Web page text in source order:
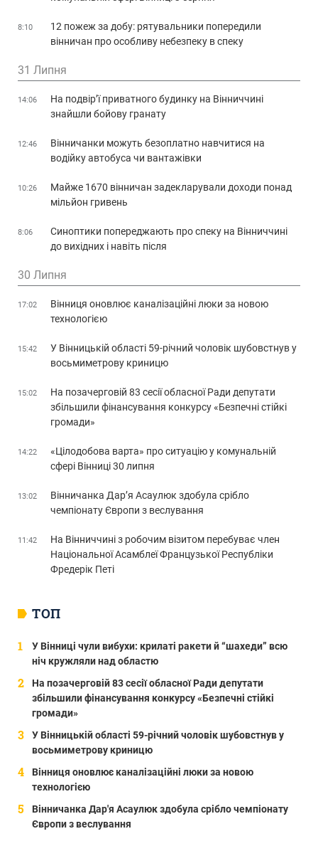
ТОП
У Вінниці чули вибухи: крилаті ракети й “шахеди” всю
ніч кружляли над областю
На позачерговій 83 сесії обласної Ради депутати
збільшили фінансування конкурсу «Безпечні стійкі
громади»
У Вінницькій області 59-річний чоловік шубовстнув у
восьмиметрову криницю
Вінниця оновлює каналізаційні люки за новою
технологією
Вінничанка Дар'я Асаулюк здобула срібло чемпіонату
Європи з веслування
8:10
12 пожеж за добу: рятувальники попередили
вінничан про особливу небезпеку в спеку
31 Липня
14:06
На подвір’ї приватного будинку на Вінниччині
знайшли бойову гранату
12:46
Вінничанки можуть безоплатно навчитися на
водійку автобуса чи вантажівки
10:26
Майже 1670 вінничан задекларували доходи понад
мільйон гривень
8:06
Синоптики попереджають про спеку на Вінниччині
до вихідних і навіть після
30 Липня
17:02
Вінниця оновлює каналізаційні люки за новою
технологією
15:42
У Вінницькій області 59-річний чоловік шубовстнув у
восьмиметрову криницю
15:02
На позачерговій 83 сесії обласної Ради депутати
збільшили фінансування конкурсу «Безпечні стійкі
громади»
14:22
«Цілодобова варта» про ситуацію у комунальній
сфері Вінниці 30 липня
13:02
Вінничанка Дар’я Асаулюк здобула срібло
чемпіонату Європи з веслування
11:42
На Вінниччині з робочим візитом перебуває член
Національної Асамблеї Французької Республіки
Фредерік Петі